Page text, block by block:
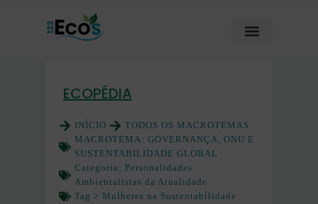
ECOPÉDIA
INÍCIO
TODOS OS MACROTEMAS
MACROTEMA: GOVERNANÇA, ONU E
SUSTENTABILIDADE GLOBAL
Categoria: Personalidades
Ambientalistas da Atualidade
Tag > Mulheres na Sustentabilidade